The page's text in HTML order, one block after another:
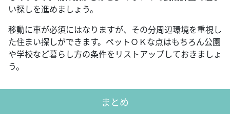
い探しを進めましょう。
移動に車が必須にはなりますが、その分周辺環境を重視し
た住まい探しができます。ペットＯＫな点はもちろん公園
や学校など暮らし方の条件をリストアップしておきましょ
う。
まとめ